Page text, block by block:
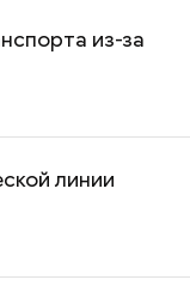
из-за
линии